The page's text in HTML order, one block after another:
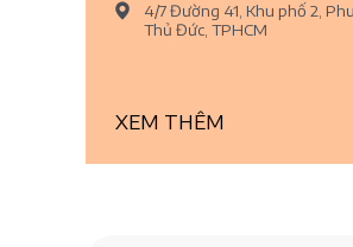
4/7 Đường 41, Khu phố 2,
Thủ Đức, TPHCM
XEM THÊM